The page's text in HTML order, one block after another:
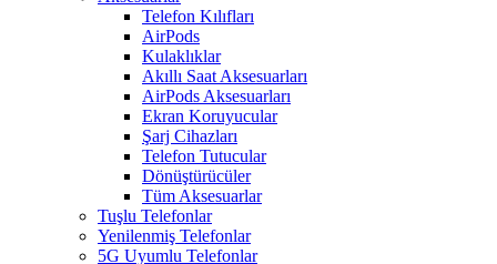
Telefon Kılıfları
AirPods
Kulaklıklar
Akıllı Saat Aksesuarları
AirPods Aksesuarları
Ekran Koruyucular
Şarj Cihazları
Telefon Tutucular
Dönüştürücüler
Tüm Aksesuarlar
Tuşlu Telefonlar
Yenilenmiş Telefonlar
5G Uyumlu Telefonlar